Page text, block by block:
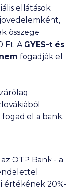
ellátások
összege
Ft. A GYES-t és
fogadják el
el a bank.
OTP Bank - a
értékének 20%-